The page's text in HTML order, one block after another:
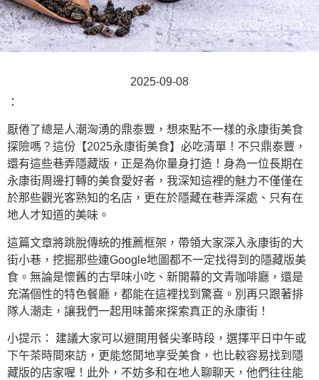
2025-09-08
：
厭倦了總是人潮洶湧的鼎泰豐，想來點不一樣的永康街美食
探險嗎？這份【2025永康街美食】必吃清單！不只鼎泰豐，
還有這些巷弄隱藏版，正是為你量身打造！身為一位長期在
永康街周邊打轉的美食愛好者，我深知這裡的魅力不僅僅在
於那些觀光客熟知的名店，更在於隱藏在巷弄深處、只有在
地人才知道的美味。
這篇文章將跳脫傳統的推薦框架，帶領大家深入永康街的大
街小巷，挖掘那些連Google地圖都不一定找得到的隱藏版美
食。無論是懷舊的古早味小吃、新開幕的文青咖啡廳，還是
充滿個性的特色餐廳，都能在這裡找到驚喜。別再只跟著排
隊人潮走，讓我們一起用味蕾來探索真正的永康街！
小提示： 建議大家可以避開用餐尖峯時段，選擇平日中午或
下午茶時間來訪，更能悠閒地享受美食，也比較容易找到隱
藏版的店家喔！此外，不妨多和在地人聊聊天，他們往往能